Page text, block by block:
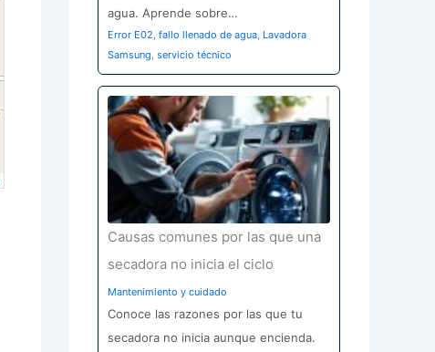
agua. Aprende sobre…
Error E02, fallo llenado de agua, Lavadora
Samsung, servicio técnico
Causas comunes por las que una
secadora no inicia el ciclo
Mantenimiento y cuidado
Conoce las razones por las que tu
secadora no inicia aunque encienda.